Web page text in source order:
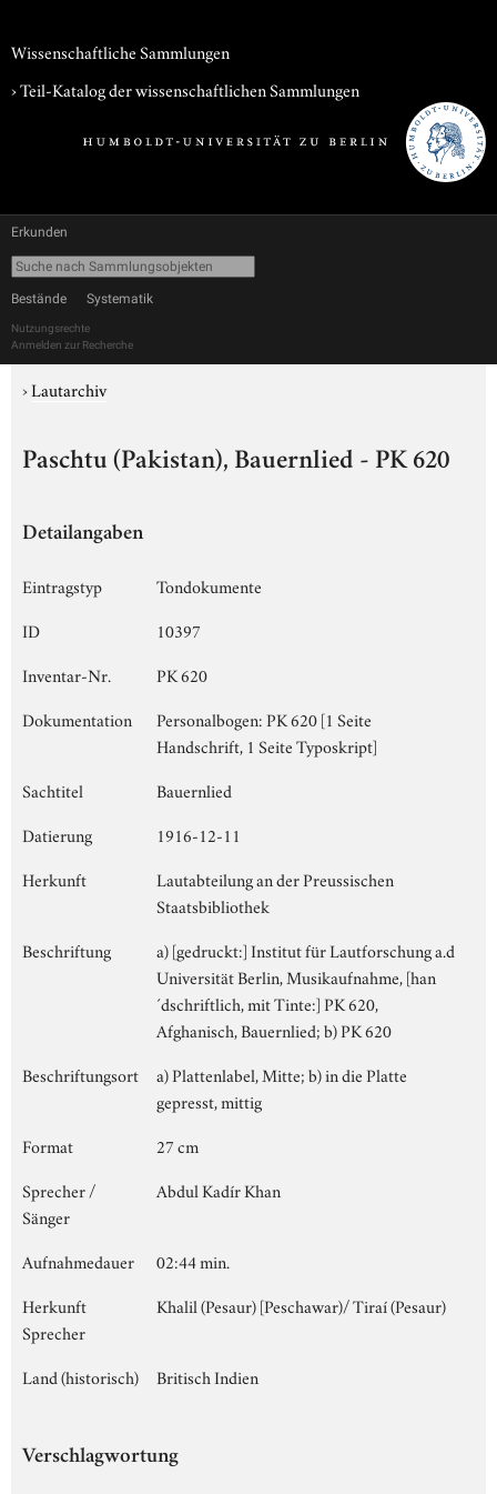
Wissenschaftliche Sammlungen
› Teil-Katalog der wissenschaftlichen Sammlungen
Erkunden
Bestände Systematik
Nutzungsrechte
Anmelden zur Recherche
›Lautarchiv
Paschtu (Pakistan), Bauernlied - PK 620
Detailangaben
Eintragstyp
Tondokumente
ID
10397
Inventar-Nr.
PK 620
Dokumentation
Personalbogen: PK 620 [1 Seite
Handschrift, 1 Seite Typoskript]
Sachtitel
Bauernlied
Datierung
1916-12-11
Herkunft
Lautabteilung an der Preussischen
Staatsbibliothek
Beschriftung
a) [gedruckt:] Institut für Lautforschung a.d
Universität Berlin, Musikaufnahme, [han
´dschriftlich, mit Tinte:] PK 620,
Afghanisch, Bauernlied; b) PK 620
Beschriftungsort
a) Plattenlabel, Mitte; b) in die Platte
gepresst, mittig
Format
27 cm
Sprecher /
Sänger
Abdul Kadír Khan
Aufnahmedauer
02:44 min.
Herkunft
Sprecher
Khalil (Pesaur) [Peschawar)/ Tiraí (Pesaur)
Land (historisch) Britisch Indien
Verschlagwortung